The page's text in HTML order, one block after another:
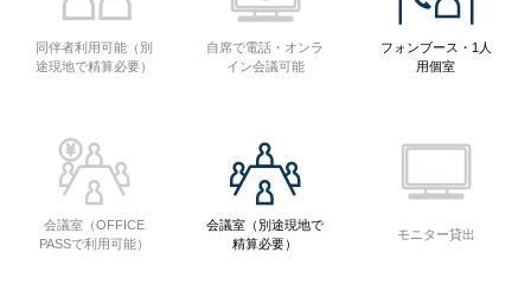
同伴者利用可能（別
途現地で精算必要）
自席で電話・オンラ
イン会議可能
フォンブース・1人
用個室
会議室（OFFICE
PASSで利用可能）
会議室（別途現地で
精算必要）
モニター貸出